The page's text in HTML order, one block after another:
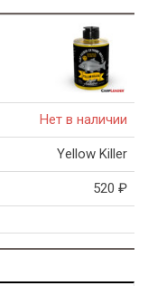
Нет в наличии
Yellow Killer
520 ₽